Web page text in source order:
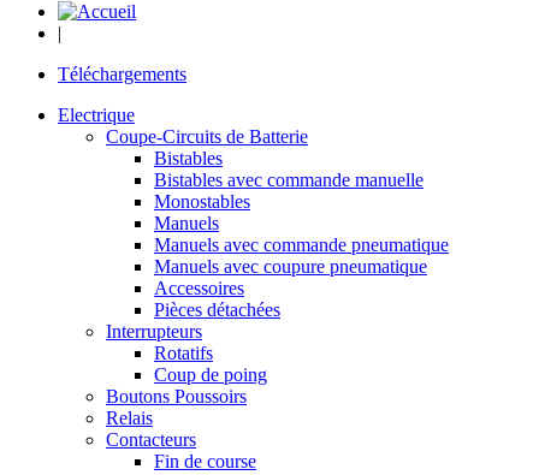
|
Téléchargements
Electrique
Coupe-Circuits de Batterie
Bistables
Bistables avec commande manuelle
Monostables
Manuels
Manuels avec commande pneumatique
Manuels avec coupure pneumatique
Accessoires
Pièces détachées
Interrupteurs
Rotatifs
Coup de poing
Boutons Poussoirs
Relais
Contacteurs
Fin de course